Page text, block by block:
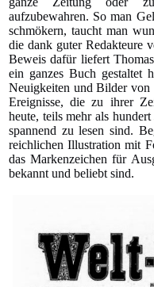
aufzubewahren. So man
schmökern, taucht man
die dank guter Redakteure
Beweis dafür liefert
ein ganzes Buch gestaltet
Neuigkeiten und Bilder von
Ereignisse, die zu ihrer
heute, teils mehr als
spannend zu lesen sind.
reichlichen Illustration mit
das Markenzeichen für
bekannt und beliebt sind.